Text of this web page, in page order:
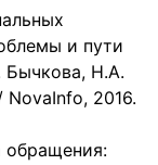
и пути
Бычкова, Н.А.
2016.
обращения: